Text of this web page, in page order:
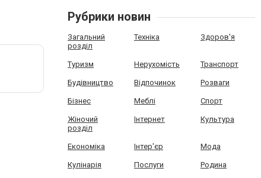
Рубрики новин
Загальний
розділ
Техніка Здоров'я
Туризм Нерухомість Транспорт
Будівництво Відпочинок Розваги
Бізнес Меблі Спорт
Жіночий
розділ
Інтернет Культура
Економіка Інтер'єр Мода
Кулінарія Послуги Родина